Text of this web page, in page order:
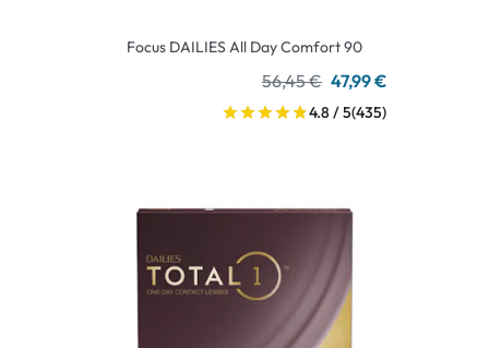
Focus DAILIES All Day Comfort 90
56,45 € 47,99 €
4.8 / 5(435)